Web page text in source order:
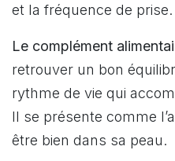
et la fréquence de prise.
Le complément
retrouver un bon
rythme de vie qui
Il se présente comme
être bien dans sa peau.